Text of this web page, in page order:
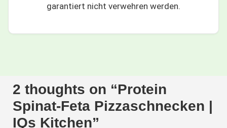
garantiert nicht verwehren werden.
2 thoughts on “Protein
Spinat-Feta Pizzaschnecken |
IQs Kitchen”